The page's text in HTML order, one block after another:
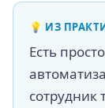
💡 ИЗ
Есть
сотрудник